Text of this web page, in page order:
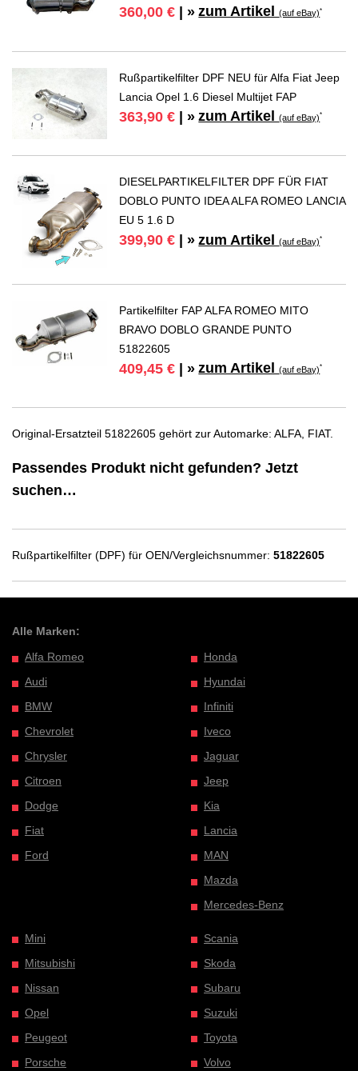
360,00 € | » zum Artikel(auf eBay)*
Rußpartikelfilter DPF NEU für Alfa Fiat Jeep
Lancia Opel 1.6 Diesel Multijet FAP
363,90 € | » zum Artikel(auf eBay)*
DIESELPARTIKELFILTER DPF FÜR FIAT
DOBLO PUNTO IDEA ALFA ROMEO LANCIA
EU 5 1.6 D
399,90 € | » zum Artikel(auf eBay)*
Partikelfilter FAP ALFA ROMEO MITO
BRAVO DOBLO GRANDE PUNTO
51822605
409,45 € | » zum Artikel(auf eBay)*
Original-Ersatzteil 51822605 gehört zur Automarke: ALFA, FIAT.
Passendes Produkt nicht gefunden? Jetzt
suchen…
Rußpartikelfilter (DPF) für OEN/Vergleichsnummer: 51822605
Alle Marken:
Alfa Romeo
Audi
BMW
Chevrolet
Chrysler
Citroen
Dodge
Fiat
Ford
Honda
Hyundai
Infiniti
Iveco
Jaguar
Jeep
Kia
Lancia
MAN
Mazda
Mercedes-Benz
Mini
Mitsubishi
Nissan
Opel
Peugeot
Porsche
Scania
Skoda
Subaru
Suzuki
Toyota
Volvo